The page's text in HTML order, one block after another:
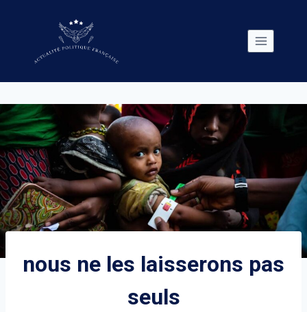
nous ne les laisserons pas
seuls